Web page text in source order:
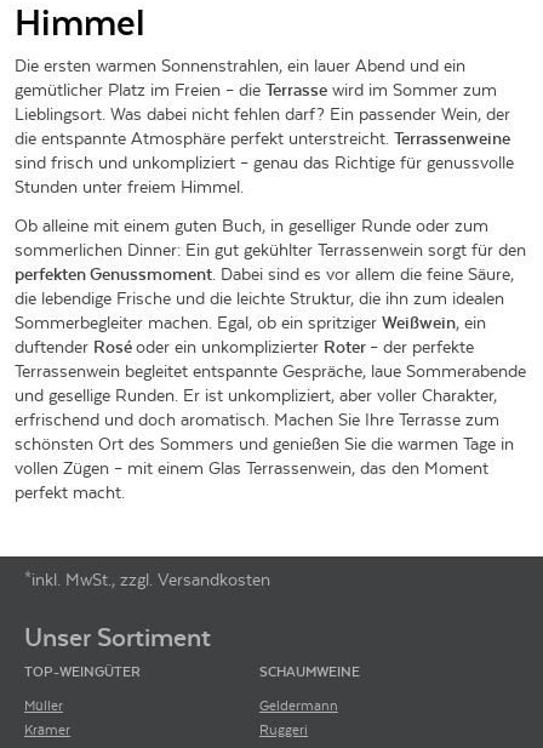
Himmel
Die ersten warmen Sonnenstrahlen, ein lauer Abend und ein
gemütlicher Platz im Freien – die Terrasse wird im Sommer zum
Lieblingsort. Was dabei nicht fehlen darf? Ein passender Wein, der
die entspannte Atmosphäre perfekt unterstreicht. Terrassenweine
sind frisch und unkompliziert – genau das Richtige für genussvolle
Stunden unter freiem Himmel.
Ob alleine mit einem guten Buch, in geselliger Runde oder zum
sommerlichen Dinner: Ein gut gekühlter Terrassenwein sorgt für den
perfekten Genussmoment . Dabei sind es vor allem die feine Säure,
die lebendige Frische und die leichte Struktur, die ihn zum idealen
Sommerbegleiter machen. Egal, ob ein spritziger Weißwein, ein
duftender Roséoder ein unkomplizierter Roter – der perfekte
Terrassenwein begleitet entspannte Gespräche, laue Sommerabende
und gesellige Runden. Er ist unkompliziert, aber voller Charakter,
erfrischend und doch aromatisch. Machen Sie Ihre Terrasse zum
schönsten Ort des Sommers und genießen Sie die warmen Tage in
vollen Zügen – mit einem Glas Terrassenwein, das den Moment
perfekt macht.
*inkl. MwSt., zzgl. Versandkosten
Unser Sortiment
TOP-WEINGÜTER
Müller
Krämer
SCHAUMWEINE
Geldermann
Ruggeri